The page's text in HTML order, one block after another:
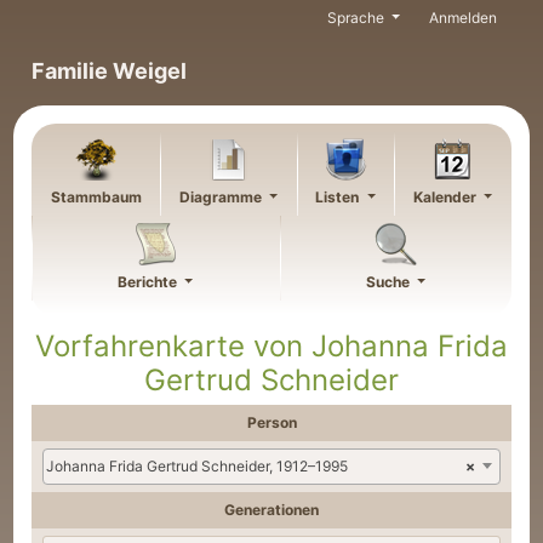
Familie Weigel
Sprache Anmelden
Stammbaum Diagramme Listen Kalender
Berichte Suche
Vorfahrenkarte von Johanna Frida
Gertrud Schneider
Person
×
Johanna Frida Gertrud Schneider, 1912–1995
Generationen